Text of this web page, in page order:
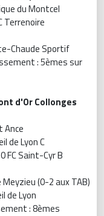
du Montcel
Terrenoire
Chaude Sportif
: 5èmes sur
d'Or Collonges
Ance
de Lyon C
FC Saint-Cyr B
(0-2 aux TAB)
de Lyon
: 8èmes